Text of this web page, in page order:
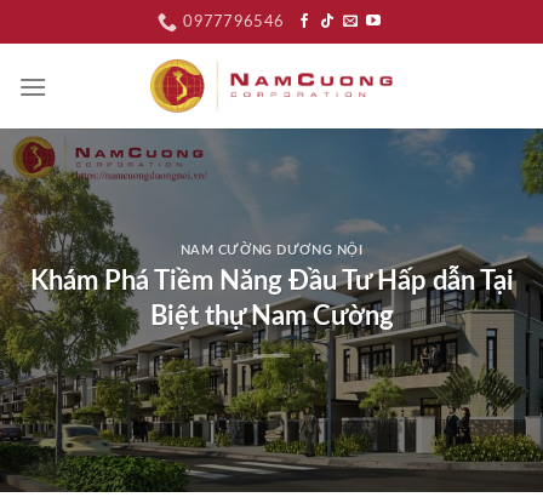
to
0977796546
NAM CƯỜNG DƯƠNG NỘI
Khám Phá Tiềm Năng Đầu Tư Hấp dẫn Tại
Biệt thự Nam Cường